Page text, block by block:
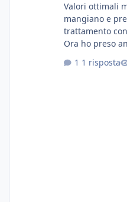
Valori ottimali
mangiano e
trattamento
Ora ho preso
sostanza
1 risposta